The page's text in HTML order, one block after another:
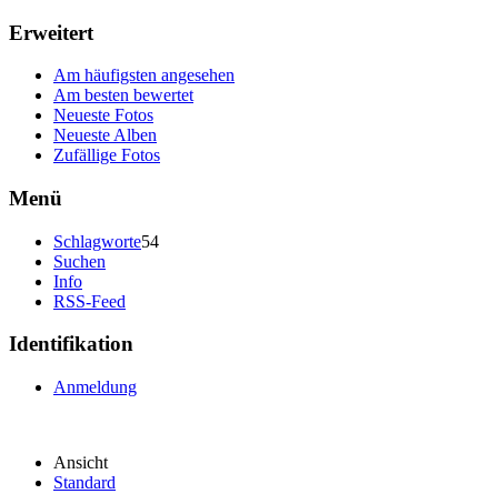
Erweitert
Am häufigsten angesehen
Am besten bewertet
Neueste Fotos
Neueste Alben
Zufällige Fotos
Menü
Schlagworte54
Suchen
Info
RSS-Feed
Identifikation
Anmeldung
Ansicht
Standard